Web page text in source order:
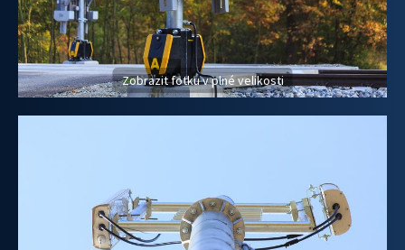
Zobrazit fotku v plné velikosti